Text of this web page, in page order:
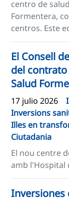
centro de
Formentera,
centros. Este
​​El Consell
del
Salud
17 julio 2026
Inversions
Illes en
Ciutadania
El nou centre
amb l'Hospital
Inversiones